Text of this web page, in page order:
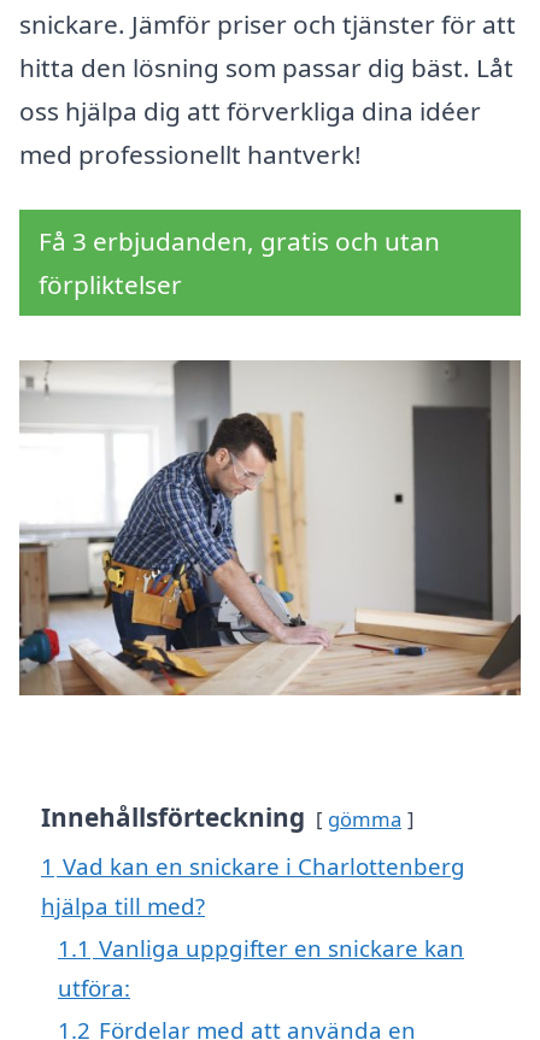
snickare. Jämför priser och tjänster för att
hitta den lösning som passar dig bäst. Låt
oss hjälpa dig att förverkliga dina idéer
med professionellt hantverk!
Få 3 erbjudanden, gratis och utan
förpliktelser
Innehållsförteckning gömma
1 Vad kan en snickare i Charlottenberg
hjälpa till med?
1.1 Vanliga uppgifter en snickare kan
utföra:
1.2 Fördelar med att använda en